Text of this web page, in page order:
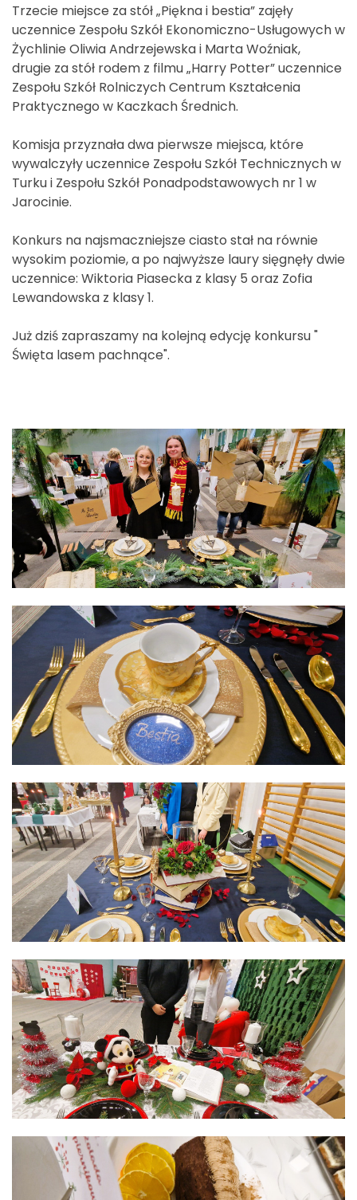
Trzecie miejsce za stół „Piękna i bestia” zajęły
uczennice Zespołu Szkół Ekonomiczno-Usługowych w
Żychlinie Oliwia Andrzejewska i Marta Woźniak,
drugie za stół rodem z filmu „Harry Potter” uczennice
Zespołu Szkół Rolniczych Centrum Kształcenia
Praktycznego w Kaczkach Średnich.
Komisja przyznała dwa pierwsze miejsca, które
wywalczyły uczennice Zespołu Szkół Technicznych w
Turku i Zespołu Szkół Ponadpodstawowych nr 1 w
Jarocinie.
Konkurs na najsmaczniejsze ciasto stał na równie
wysokim poziomie, a po najwyższe laury sięgnęły dwie
uczennice: Wiktoria Piasecka z klasy 5 oraz Zofia
Lewandowska z klasy 1.
Już dziś zapraszamy na kolejną edycję konkursu "
Święta lasem pachnące".